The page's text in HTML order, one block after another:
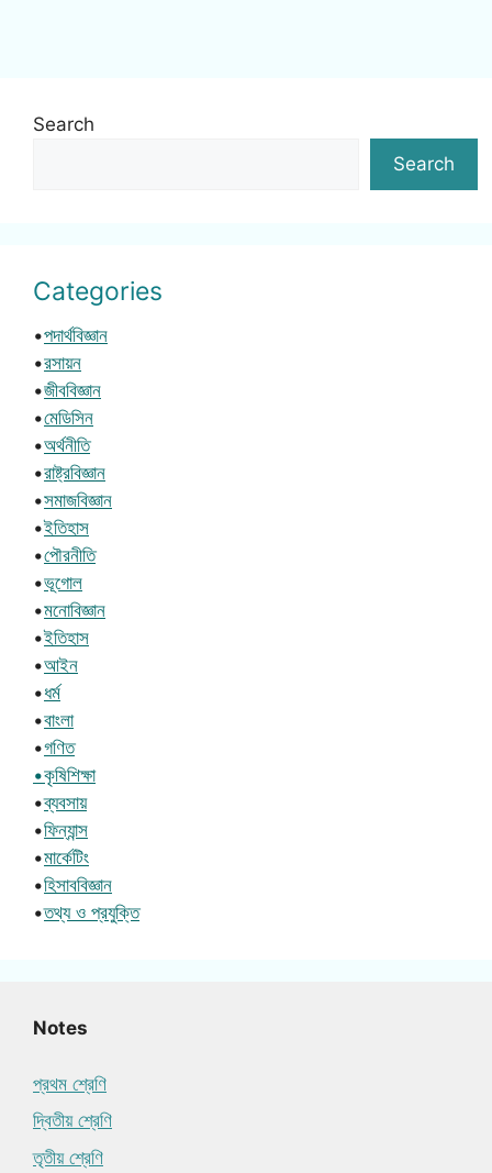
Search
Search
Categories
•পদার্থবিজ্ঞান
•রসায়ন
•জীববিজ্ঞান
•মেডিসিন
•অর্থনীতি
•রাষ্ট্রবিজ্ঞান
•সমাজবিজ্ঞান
•ইতিহাস
•পৌরনীতি
•ভূগোল
•মনোবিজ্ঞান
•ইতিহাস
•আইন
•ধর্ম
•বাংলা
•গণিত
•কৃষিশিক্ষা
•ব্যবসায়
•ফিন্যান্স
•মার্কেটিং
•হিসাববিজ্ঞান
•তথ্য ও প্রযুক্তি
Notes
প্রথম শ্রেণি
দ্বিতীয় শ্রেণি
তৃতীয় শ্রেণি